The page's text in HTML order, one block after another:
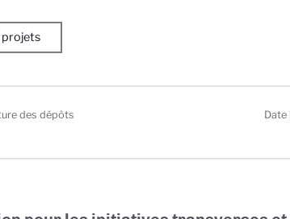
projets
des dépôts